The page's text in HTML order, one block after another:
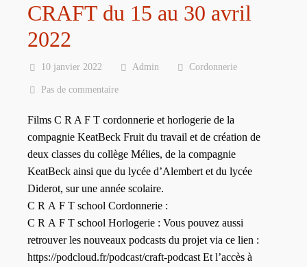
CRAFT du 15 au 30 avril
2022
10 janvier 2022 Admin Cordonnerie
Pas de commentaire
Films C R A F T cordonnerie et horlogerie de la
compagnie KeatBeck Fruit du travail et de création de
deux classes du collège Mélies, de la compagnie
KeatBeck ainsi que du lycée d’Alembert et du lycée
Diderot, sur une année scolaire.
C R A F T school Cordonnerie :
C R A F T school Horlogerie : Vous pouvez aussi
retrouver les nouveaux podcasts du projet via ce lien :
https://podcloud.fr/podcast/craft-podcast Et l’accès à